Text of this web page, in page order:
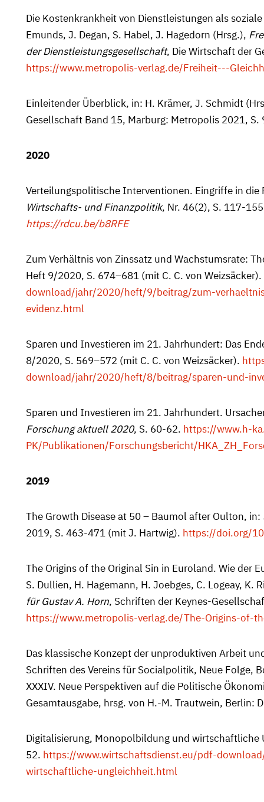
Die Kostenkrankheit von Dienstleistungen als
Emunds, J. Degan, S. Habel, J. Hagedorn (Hrsg.),
der Dienst­leistungsgesellschaft, Die Wirtschaft der
https://www.metropolis-verlag.de/Freiheit---
Einleitender Überblick, in: H. Krämer, J. Schmidt
Gesellschaft Band 15, Marburg: Metropolis 2021,
2020
Verteilungspolitische Interventionen. Eingriffe in
Wirtschafts- und Finanzpolitik, Nr. 46(2), S. 117-
https://rdcu.be/b8RFE
Zum Verhältnis von Zinssatz und Wachstumsrate:
Heft 9/2020, S. 674–681 (mit C. C. von Weizsäcker).
download/jahr/2020/heft/9/beitrag/zum-
evidenz.html
Sparen und Investieren im 21. Jahrhundert: Das
8/2020, S. 569–572 (mit C. C. von Weizsäcker).
download/jahr/2020/heft/8/beitrag/sparen-und-
Sparen und Investieren im 21. Jahrhundert.
Forschung aktuell 2020, S. 60-62. https://www.h-
PK/Publikationen/Forschungsbericht/
2019
The Growth Disease at 50 – Baumol after Oulton, in:
2019, S. 463-471 (mit J. Hartwig). https://doi.org/
The Origins of the Original Sin in Euroland. Wie der
S. Dullien, H. Hagemann, H. Joebges, C. Logeay, K.
für Gustav A. Horn, Schriften der Keynes-
https://www.metropolis-verlag.de/The-Origins-of-
Das klassische Konzept der unproduktiven Arbeit
Schriften des Vereins für Socialpo­litik, Neue Folge,
XXXIV. Neue Perspektiven auf die Politische
Gesamtausgabe, hrsg. von H.-M. Trautwein, Berlin:
Digitalisierung, Monopolbildung und
52. https://www.wirtschaftsdienst.eu/pdf-
wirtschaftliche-ungleichheit.html